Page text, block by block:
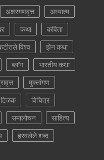
अक्षरगणवृत्त
अध्यात्म
कथा
कविता
विश्व
झेन कथा
ब्लॉग
भारतीय कथा
मुक्तांगण
टिळक
विचित्र
समालोचन
साहित्य
हरवलेले शब्द